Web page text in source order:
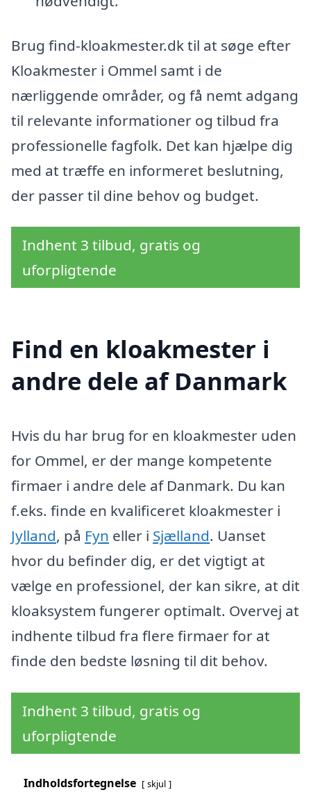
Brug find-kloakmester.dk til at søge efter
Kloakmester i Ommel samt i de
nærliggende områder, og få nemt adgang
til relevante informationer og tilbud fra
professionelle fagfolk. Det kan hjælpe dig
med at træffe en informeret beslutning,
der passer til dine behov og budget.
Indhent 3 tilbud, gratis og
uforpligtende
Find en kloakmester i
andre dele af Danmark
Hvis du har brug for en kloakmester uden
for Ommel, er der mange kompetente
firmaer i andre dele af Danmark. Du kan
f.eks. finde en kvalificeret kloakmester i
Jylland, på Fyn eller i Sjælland. Uanset
hvor du befinder dig, er det vigtigt at
vælge en professionel, der kan sikre, at dit
kloaksystem fungerer optimalt. Overvej at
indhente tilbud fra flere firmaer for at
finde den bedste løsning til dit behov.
Indhent 3 tilbud, gratis og
uforpligtende
Indholdsfortegnelse skjul